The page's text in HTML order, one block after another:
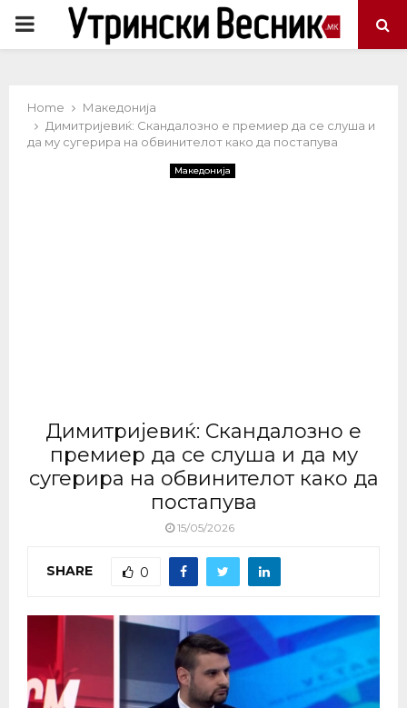
PRIMARY
Home
Македонија
Димитријевиќ: Скандалозно е премиер да се слуша и
да му сугерира на обвинителот како да постапува
Македонија
Димитријевиќ: Скандалозно е
премиер да се слуша и да му
сугерира на обвинителот како да
постапува
15/05/2026
SHARE 0